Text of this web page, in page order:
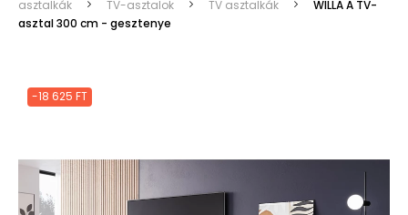
asztalkák
TV-asztalok TV asztalkák
WILLA A TV-
asztal 300 cm - gesztenye
-18 625 FT